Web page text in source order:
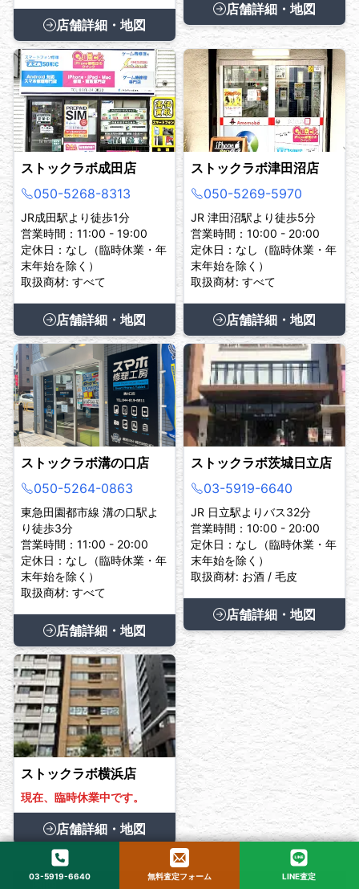
店舗詳細・地図
店舗詳細・地図
ストックラボ成田店
050-5268-8313
JR成田駅より徒歩1分
営業時間：11:00 - 19:00
定休日：なし（臨時休業・年
末年始を除く）
取扱商材: すべて
店舗詳細・地図
ストックラボ津田沼店
050-5269-5970
JR 津田沼駅より徒歩5分
営業時間：10:00 - 20:00
定休日：なし（臨時休業・年
末年始を除く）
取扱商材: すべて
店舗詳細・地図
ストックラボ溝の口店
050-5264-0863
東急田園都市線 溝の口駅よ
り徒歩3分
営業時間：11:00 - 20:00
定休日：なし（臨時休業・年
末年始を除く）
取扱商材: すべて
店舗詳細・地図
ストックラボ茨城日立店
03-5919-6640
JR 日立駅よりバス32分
営業時間：10:00 - 20:00
定休日：なし（臨時休業・年
末年始を除く）
取扱商材: お酒 / 毛皮
店舗詳細・地図
ストックラボ横浜店
現在、臨時休業中です。
店舗詳細・地図
関西
03-5919-6640 無料査定フォーム LINE査定